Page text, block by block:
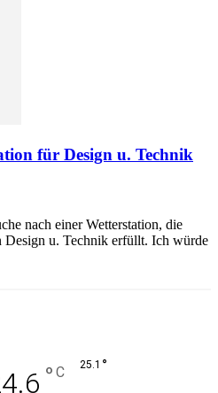
für Design u. Technik
nach einer Wetterstation, die
Design u. Technik erfüllt. Ich würde
° C 25.1 °